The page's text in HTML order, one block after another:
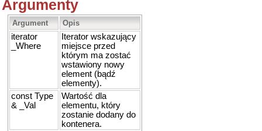
Argumenty
Argument Opis
iterator
_Where
Iterator wskazujący
miejsce przed
którym ma zostać
wstawiony nowy
element (bądź
elementy).
const Type
& _Val
Wartość dla
elementu, który
zostanie dodany do
kontenera.